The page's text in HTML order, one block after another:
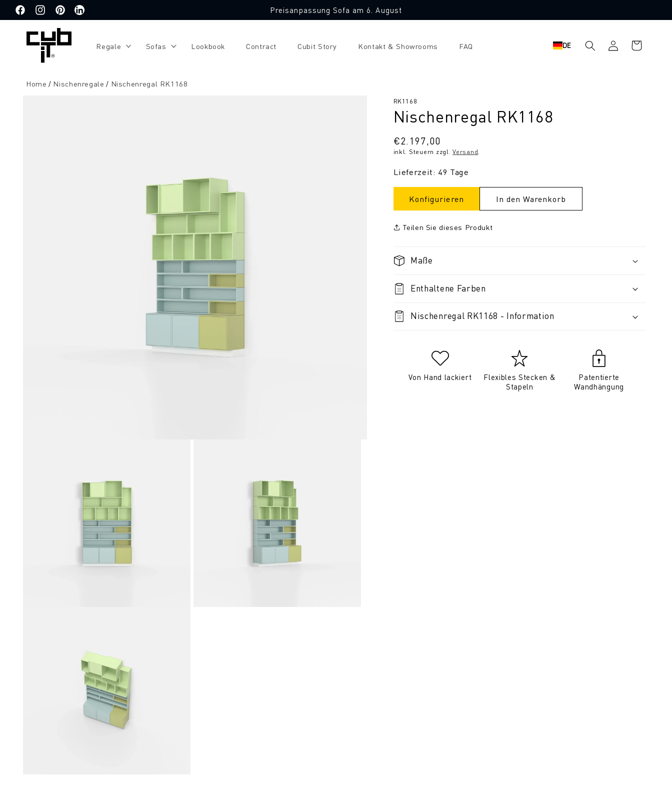
zum
Inhalt
FacebookInstagramPinterestTranslation
Preisanpassung Sofa am 6. August
Regale Sofas Lookbook Contract Cubit Story Kontakt & Showrooms FAQ DE EinloggenWarenkorb
Home Nischenregale Nischenregal RK1168
SKU:
RK1168
Nischenregal RK1168
Normaler
Preis
€2.197,00
inkl. Steuern zzgl.Versand.
Lieferzeit: 49 Tage
Konfigurieren In den Warenkorb
Teilen Sie dieses Produkt
Maße
Enthaltene Farben
Nischenregal RK1168 - Information
Von Hand lackiert
Flexibles Stecken &
Stapeln
Patentierte
Wandhängung